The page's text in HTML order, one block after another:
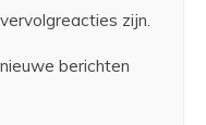
zijn.
berichten